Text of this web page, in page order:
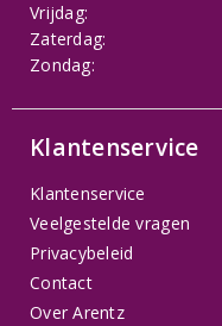
Vrijdag:
Zaterdag:
Zondag:
Klantenservice
Klantenservice
Veelgestelde vragen
Privacybeleid
Contact
Over Arentz